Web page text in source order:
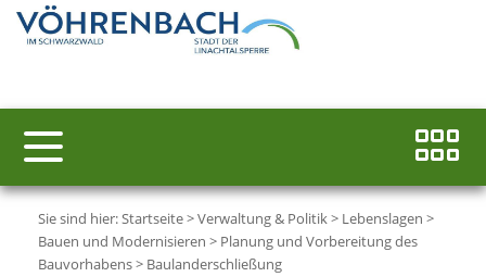
Sie sind hier:Startseite>Verwaltung & Politik> Lebenslagen >
Bauen und Modernisieren > Planung und Vorbereitung des
Bauvorhabens> Baulanderschließung